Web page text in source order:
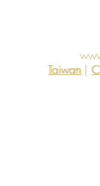
Taiwan |
Taiwan